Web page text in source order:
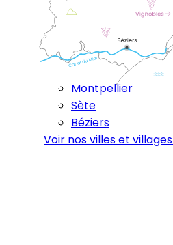
Montpellier
Sète
Béziers
Voir nos villes et villages